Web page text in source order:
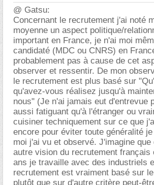
@ Gatsu:
Concernant le recrutement j'ai noté
moyenne un aspect politique/
important en France, je n'ai moi
candidaté (MDC ou CNRS) en
probablement pas à cause de cet
observer et ressentir. De mon
le recrutement est plus basé sur
qu'avez-vous réalisez jusqu'à
nous" (Je n'ai jamais eut d'entrevue
aussi fatiguant qu'à l'étranger ou
cuisiner techniquement sur ce que
encore pour éviter toute généralité
moi j'ai vu et observé. J'imagine que
autre vision du recrutement français
ans je travaille avec des industriels
recrutement est vraiment basé sur
plutôt que sur d'autre critère peut-